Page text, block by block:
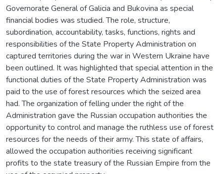
Governorate General of Galicia and Bukovina as special
financial bodies was studied. The role, structure,
subordination, accountability, tasks, functions, rights and
responsibilities of the State Property Administration on
captured territories during the war in Western Ukraine have
been outlined. It was highlighted that special attention in the
functional duties of the State Property Administration was
paid to the use of forest resources which the seized area
had. The organization of felling under the right of the
Administration gave the Russian occupation authorities the
opportunity to control and manage the ruthless use of forest
resources for the needs of their army. This state of affairs,
allowed the occupation authorities receiving significant
profits to the state treasury of the Russian Empire from the